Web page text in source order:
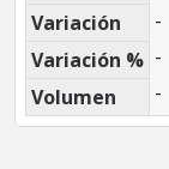
Variación
Variación %
Volumen
-
-
-